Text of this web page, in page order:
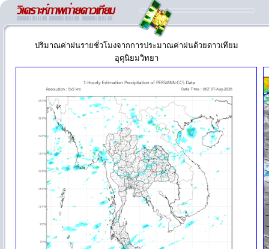
ปริมาณค่าฝนรายชั่วโมงจากการประมาณค่าฝนด้วยดาวเทียม
อุตุนิยมวิทยา